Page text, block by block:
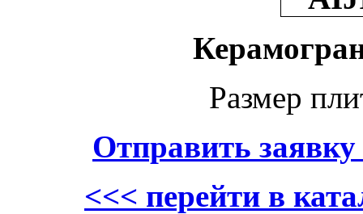
Размер
Отправить
<<< перейти в